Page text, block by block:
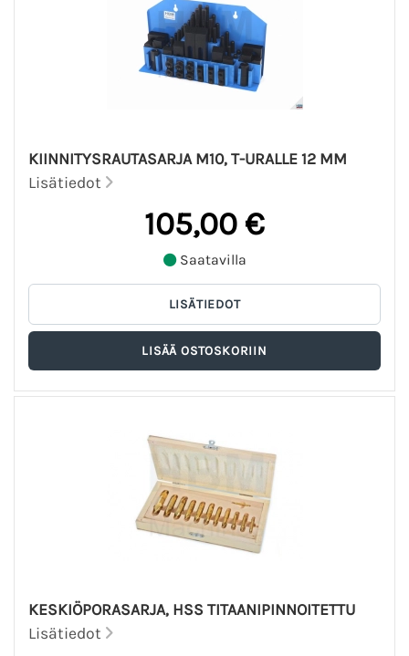
KIINNITYSRAUTASARJA M10, T-URALLE 12 MM
Lisätiedot
105,00 €
Saatavilla
KESKIÖPORASARJA, HSS TITAANIPINNOITETTU
Lisätiedot